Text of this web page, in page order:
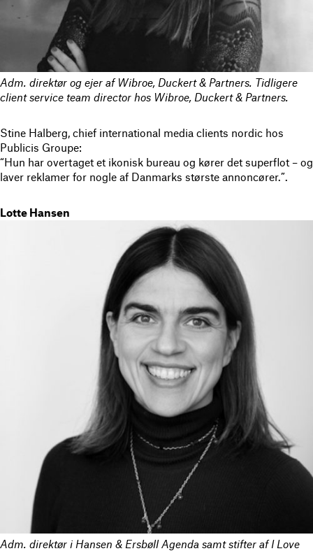
Adm. direktør og ejer af Wibroe, Duckert & Partners. Tidligere
client service team director hos Wibroe, Duckert & Partners.
Stine Halberg, chief international media clients nordic hos
Publicis Groupe:
“Hun har overtaget et ikonisk bureau og kører det superflot – og
laver reklamer for nogle af Danmarks største annoncører.”.
Lotte Hansen
Adm. direktør i Hansen & Ersbøll Agenda samt stifter af I Love